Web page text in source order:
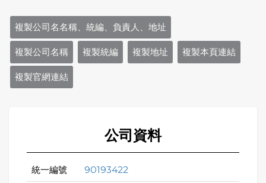
複製公司名名稱、統編、負責人、地址
複製公司名稱 複製統編 複製地址 複製本頁連結
複製官網連結
公司資料
統一編號 90193422